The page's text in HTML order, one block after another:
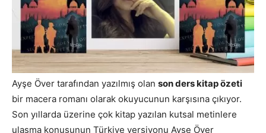
Ayşe Över tarafından yazılmış olan son ders kitap özeti
bir macera romanı olarak okuyucunun karşısına çıkıyor.
Son yıllarda üzerine çok kitap yazılan kutsal metinlere
ulaşma konusunun Türkiye versiyonu Ayşe Över